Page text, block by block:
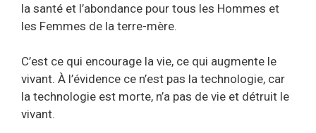
la santé et l’abondance pour tous les Hommes et
les Femmes de la terre-mère.
C’est ce qui encourage la vie, ce qui augmente le
vivant. À l’évidence ce n’est pas la technologie, car
la technologie est morte, n’a pas de vie et détruit le
vivant.